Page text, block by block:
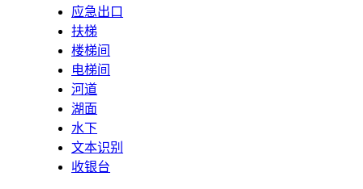
应急出口
扶梯
楼梯间
电梯间
河道
湖面
水下
文本识别
收银台